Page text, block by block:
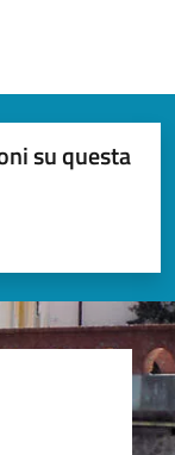
su questa